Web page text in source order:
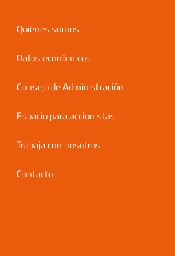
Quiénes somos
Datos económicos
Consejo de Administración
Espacio para accionistas
Trabaja con nosotros
Contacto